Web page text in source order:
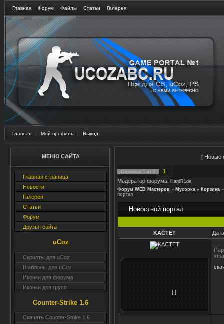
Главная Форум Файлы Статьи Галерея
Главная | Мой профиль | Выход
МЕНЮ САЙТА
Главная страница
Новости
Галерея
Статьи
Форум
Друзья сайта
uCoz
Скрипты для uCoz
Шаблоны для uCoz
Иконки для форума
Иконки для групп
Counter-Strike 1.6
Скачать Counter-Strike 1.6
[ Новые
Страница 1 из 1
1
Модератор форума: HardR1de
Форум WEB Мастеров » Мусорка » Корзина »
портал
Новостной портал
KACTET
[ ]